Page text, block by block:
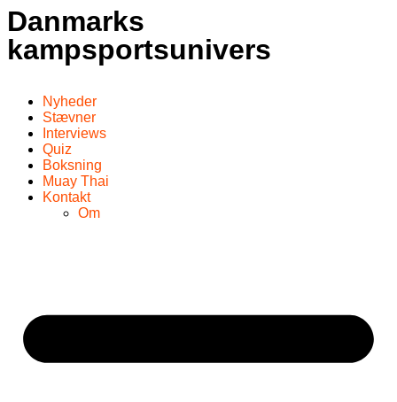
Danmarks
kampsportsunivers
Nyheder
Stævner
Interviews
Quiz
Boksning
Muay Thai
Kontakt
Om